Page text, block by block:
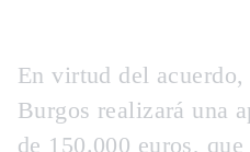
En virtud del
Burgos realizará una
de 150.000 euros,